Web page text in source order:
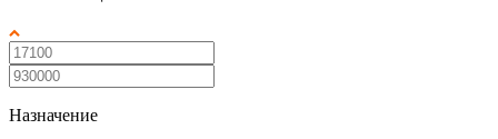
Назначение